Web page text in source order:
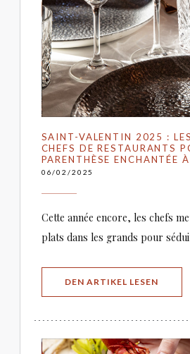
SAINT-VALENTIN 2025 :
CHEFS DE RESTAURANTS
PARENTHÈSE ENCHANTÉE
06/02/2025
Cette année encore, les chefs
plats dans les grands pour
DEN ARTIKEL LESEN